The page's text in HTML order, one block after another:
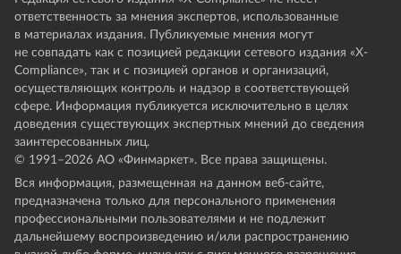
ответственность за мнения экспертов, использованные
в материалах издания. Публикуемые мнения могут
не совпадать как с позицией редакции сетевого издания «X-
Compliance», так и с позицией органов и организаций,
осуществляющих контроль и надзор в соответствующей
сфере. Информация публикуется исключительно в целях
доведения существующих экспертных мнений до сведения
заинтересованных лиц.
© 1991–2026 АО «Финмаркет». Все права защищены.
Вся информация, размещенная на данном веб-сайте,
предназначена только для персонального применения
профессиональными пользователями и не подлежит
дальнейшему воспроизведению и/или распространению